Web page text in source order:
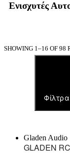
Ενισχυτές
SHOWING 1–16 OF 98
Φίλτρα
Gladen Audio
GLADEN